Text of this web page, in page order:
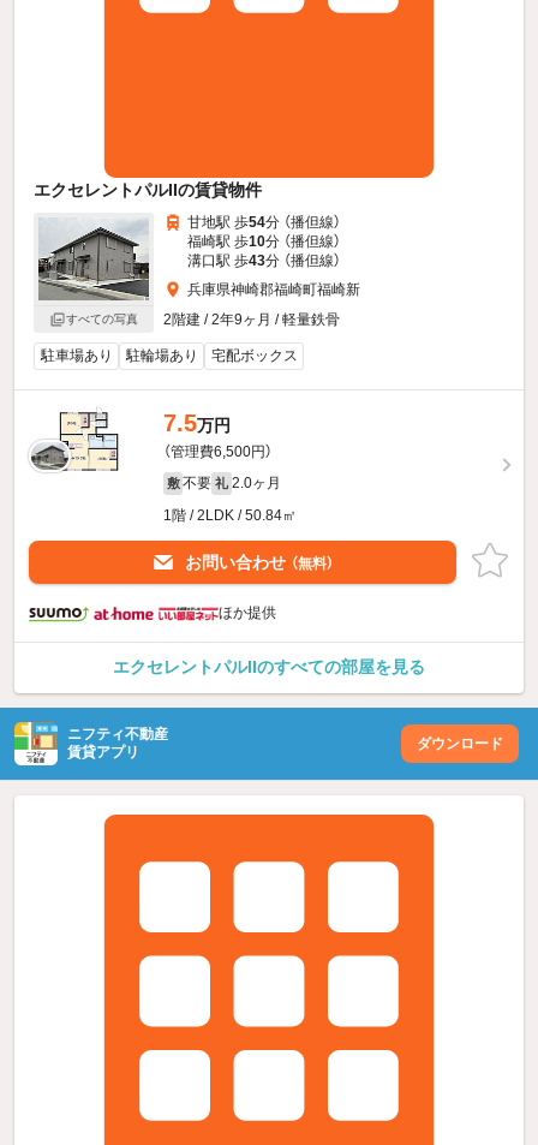
エクセレントパルIIの賃貸物件
すべての写真
甘地駅 歩54分 （播但線）
福崎駅 歩10分 （播但線）
溝口駅 歩43分 （播但線）
兵庫県神崎郡福崎町福崎新
2階建 / 2年9ヶ月 / 軽量鉄骨
駐車場あり 駐輪場あり 宅配ボックス
7.5万円
（管理費6,500円）
敷 不要 礼 2.0ヶ月
1階 / 2LDK / 50.84㎡
お問い合わせ （無料）
ほか提供
エクセレントパルIIのすべての部屋を見る
ニフティ不動産
賃貸アプリ
ダウンロード